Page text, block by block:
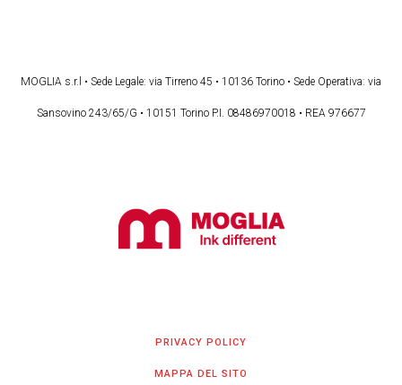
MOGLIA s.r.l • Sede Legale: via Tirreno 45 • 10136 Torino • Sede Operativa: via
Sansovino 243/65/G • 10151 Torino P.I. 08486970018 • REA 976677
PRIVACY POLICY
MAPPA DEL SITO